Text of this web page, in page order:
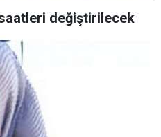
değiştirilecek